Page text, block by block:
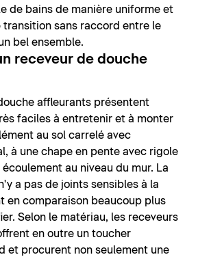
de bains de manière uniforme et
transition sans raccord entre le
bel ensemble.
receveur de douche
affleurants présentent
faciles à entretenir et à monter
au sol carrelé avec
à une chape en pente avec rigole
au niveau du mur. La
a pas de joints sensibles à la
en comparaison beaucoup plus
Selon le matériau, les receveurs
en outre un toucher
et procurent non seulement une